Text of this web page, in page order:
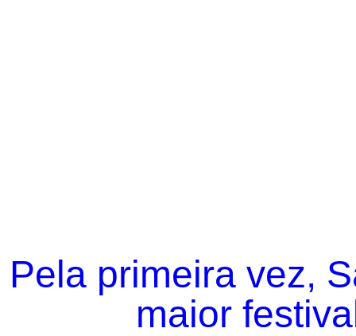
Pela primeira vez,
maior